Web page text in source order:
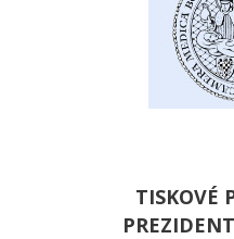
TISKOVÉ